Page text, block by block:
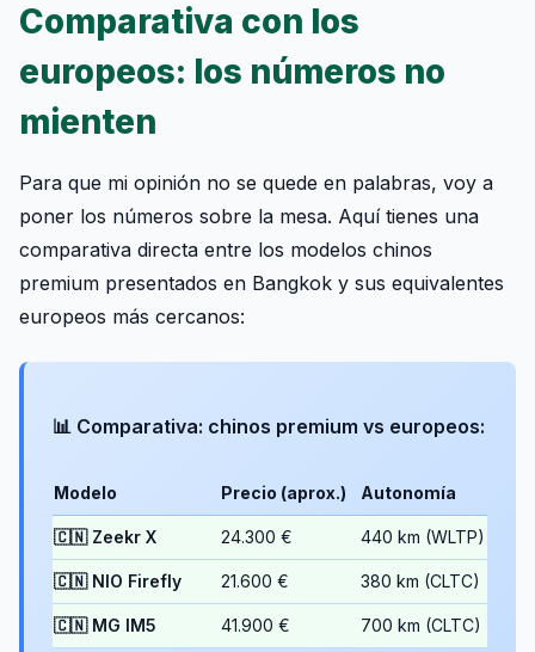
Comparativa con los
europeos: los números no
mienten
Para que mi opinión no se quede en palabras, voy a
poner los números sobre la mesa. Aquí tienes una
comparativa directa entre los modelos chinos
premium presentados en Bangkok y sus equivalentes
europeos más cercanos:
📊 Comparativa: chinos premium vs europeos:
Modelo Precio (aprox.) Autonomía
🇨🇳 Zeekr X 24.300 € 440 km (WLTP)
🇨🇳 NIO Firefly 21.600 € 380 km (CLTC)
🇨🇳 MG IM5 41.900 € 700 km (CLTC)